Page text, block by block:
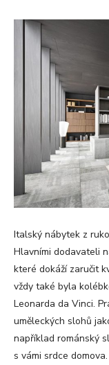
Italský nábytek z
Hlavními dodavateli
které dokáží zaručit
vždy také byla
Leonarda da Vinci.
uměleckých slohů
například románský
s vámi srdce domova.